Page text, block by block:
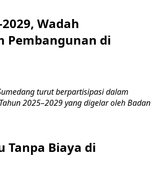
Wadah
Pembangunan di
turut berpartisipasi dalam
2025–2029 yang digelar oleh Badan
Tanpa Biaya di